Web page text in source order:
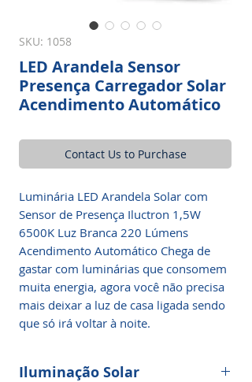
SKU: 1058
LED Arandela Sensor
Presença Carregador Solar
Acendimento Automático
Contact Us to Purchase
Luminária LED Arandela Solar com
Sensor de Presença Iluctron 1,5W
6500K Luz Branca 220 Lúmens
Acendimento Automático Chega de
gastar com luminárias que consomem
muita energia, agora você não precisa
mais deixar a luz de casa ligada sendo
que só irá voltar à noite.
Iluminação Solar